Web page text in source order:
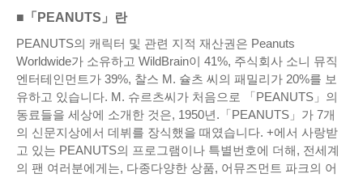
■「PEANUTS」란
PEANUTS의 캐릭터 및 관련 지적 재산권은 Peanuts
Worldwide가 소유하고 WildBrain이 41%, 주식회사 소니 뮤직
엔터테인먼트가 39%, 찰스 M. 슐츠 씨의 패밀리가 20%를 보
유하고 있습니다. M. 슈르츠씨가 처음으로 「PEANUTS」의
동료들을 세상에 소개한 것은, 1950년.「PEANUTS」가 7개
의 신문지상에서 데뷔를 장식했을 때였습니다. +에서 사랑받
고 있는 PEANUTS의 프로그램이나 특별번호에 더해, 전세계
의 팬 여러분에게는, 다종다양한 상품, 어뮤즈먼트 파크의 어